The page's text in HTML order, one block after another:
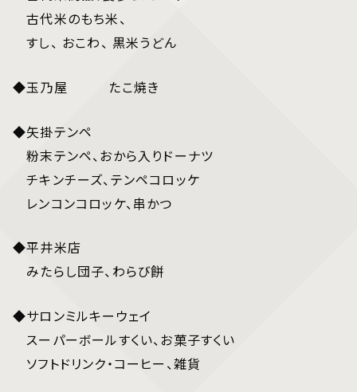
古代米のもち米、
すし、 おこわ、 黒米うどん
◆玉乃屋 たこ焼き
◆矢掛テンペ
粉末テンペ、おから入りドーナツ
チキンチーズ、テンペコロッケ
レンコンコロッケ、串かつ
◆平井米店
みたらし団子、わらび餅
◆サロンミルキーウェイ
スーパーボールすくい、お菓子すくい
ソフトドリンク・コーヒー、雑貨